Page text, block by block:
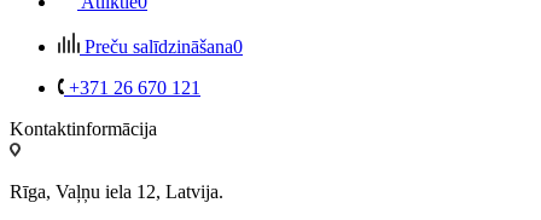
Preču salīdzināšana0
+371 26 670 121
Kontaktinformācija
Rīga, Vaļņu iela 12, Latvija.